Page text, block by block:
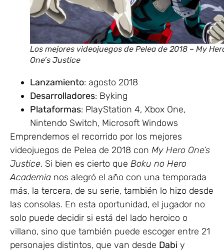
Los mejores videojuegos de Pelea de 2018 – My
One’s Justice
Lanzamiento: agosto 2018
Desarrolladores: Byking
Plataformas: PlayStation 4, Xbox One,
Nintendo Switch, Microsoft Windows
Emprendemos el recorrido por los mejores
videojuegos de Pelea de 2018 con My Hero One’s
Justice. Si bien es cierto que Boku no Hero
Academia nos alegró el año con una temporada
más, la tercera, de su serie, también lo hizo desde
las consolas. En esta oportunidad, el jugador no
solo puede decidir si está del lado heroico o
villano, sino que también puede escoger entre 21
personajes distintos, que van desde Dabi y